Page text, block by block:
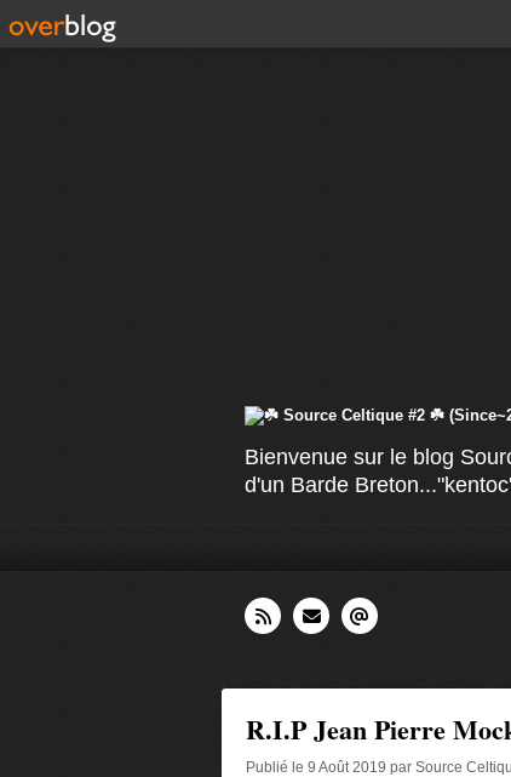
Bienvenue sur le blog
d'un Barde
R.I.P Jean Pierre
Publié le 9 Août 2019 par Source